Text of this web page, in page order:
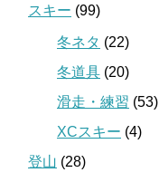
スキー (99)
冬ネタ (22)
冬道具 (20)
滑走・練習 (53)
XCスキー (4)
登山 (28)